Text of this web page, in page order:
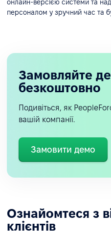
онлайн-версією системи та
персоналом у зручний час та
Замовляйте
безкоштовно
Подивіться, як
вашій компанії.
Замовити демо
Ознайомтеся з
клієнтів